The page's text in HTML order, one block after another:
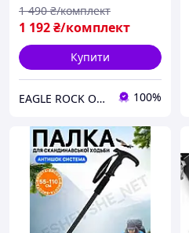
1 192₴/комплект
1 490 ₴/комплект
Купити
EAGLE ROCK Офіційний магазин бренду 100%